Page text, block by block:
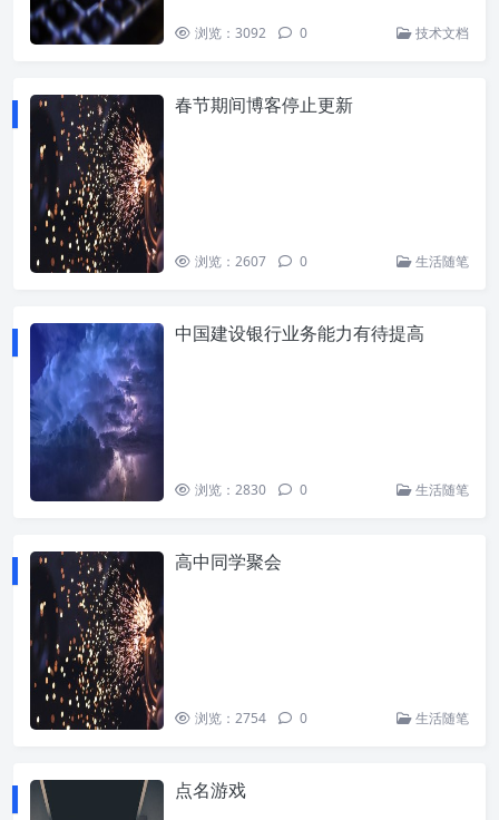
浏览：3092 0 技术文档
春节期间博客停止更新
浏览：2607 0 生活随笔
中国建设银行业务能力有待提高
浏览：2830 0 生活随笔
高中同学聚会
浏览：2754 0 生活随笔
点名游戏